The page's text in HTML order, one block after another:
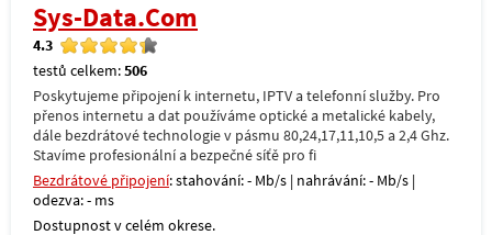
Sys-Data.Com
4.3
testů celkem:506
Poskytujeme připojení k internetu, IPTV a telefonní služby. Pro
přenos internetu a dat používáme optické a metalické kabely,
dále bezdrátové technologie v pásmu 80,24,17,11,10,5 a 2,4 Ghz.
Stavíme profesionální a bezpečné síťě pro fi
Bezdrátové připojení: stahování: - Mb/s | nahrávání: - Mb/s |
odezva: - ms
Dostupnost v celém okrese.